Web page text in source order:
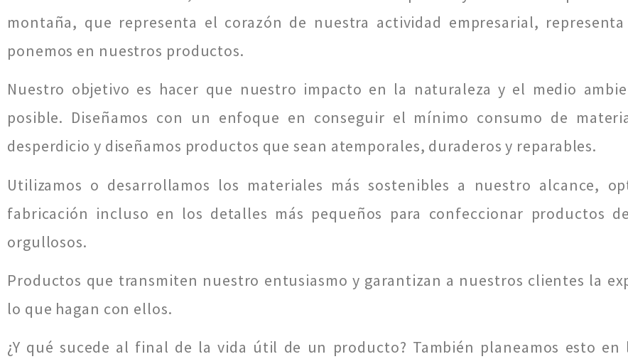
montaña, que representa el corazón de nuestra actividad empresarial,
ponemos en nuestros productos.
Nuestro objetivo es hacer que nuestro impacto en la naturaleza y el medio
posible. Diseñamos con un enfoque en conseguir el mínimo consumo de
desperdicio y diseñamos productos que sean atemporales, duraderos y reparables.
Utilizamos o desarrollamos los materiales más sostenibles a nuestro alcance,
fabricación incluso en los detalles más pequeños para confeccionar productos
orgullosos.
Productos que transmiten nuestro entusiasmo y garantizan a nuestros clientes la
lo que hagan con ellos.
¿Y qué sucede al final de la vida útil de un producto? También planeamos esto en